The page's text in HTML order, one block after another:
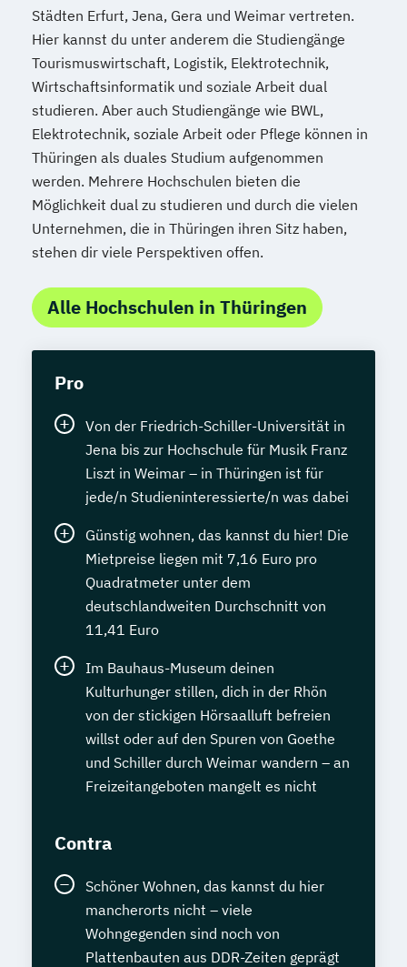
Städten Erfurt, Jena, Gera und Weimar vertreten.
Hier kannst du unter anderem die Studiengänge
Tourismuswirtschaft, Logistik, Elektrotechnik,
Wirtschaftsinformatik und soziale Arbeit dual
studieren. Aber auch Studiengänge wie BWL,
Elektrotechnik, soziale Arbeit oder Pflege können in
Thüringen als duales Studium aufgenommen
werden. Mehrere Hochschulen bieten die
Möglichkeit dual zu studieren und durch die vielen
Unternehmen, die in Thüringen ihren Sitz haben,
stehen dir viele Perspektiven offen.
Alle Hochschulen in Thüringen
Pro
Von der Friedrich-Schiller-Universität in
Jena bis zur Hochschule für Musik Franz
Liszt in Weimar – in Thüringen ist für
jede/n Studieninteressierte/n was dabei
Günstig wohnen, das kannst du hier! Die
Mietpreise liegen mit 7,16 Euro pro
Quadratmeter unter dem
deutschlandweiten Durchschnitt von
11,41 Euro
Im Bauhaus-Museum deinen
Kulturhunger stillen, dich in der Rhön
von der stickigen Hörsaalluft befreien
willst oder auf den Spuren von Goethe
und Schiller durch Weimar wandern – an
Freizeitangeboten mangelt es nicht
Contra
Schöner Wohnen, das kannst du hier
mancherorts nicht – viele
Wohngegenden sind noch von
Plattenbauten aus DDR-Zeiten geprägt